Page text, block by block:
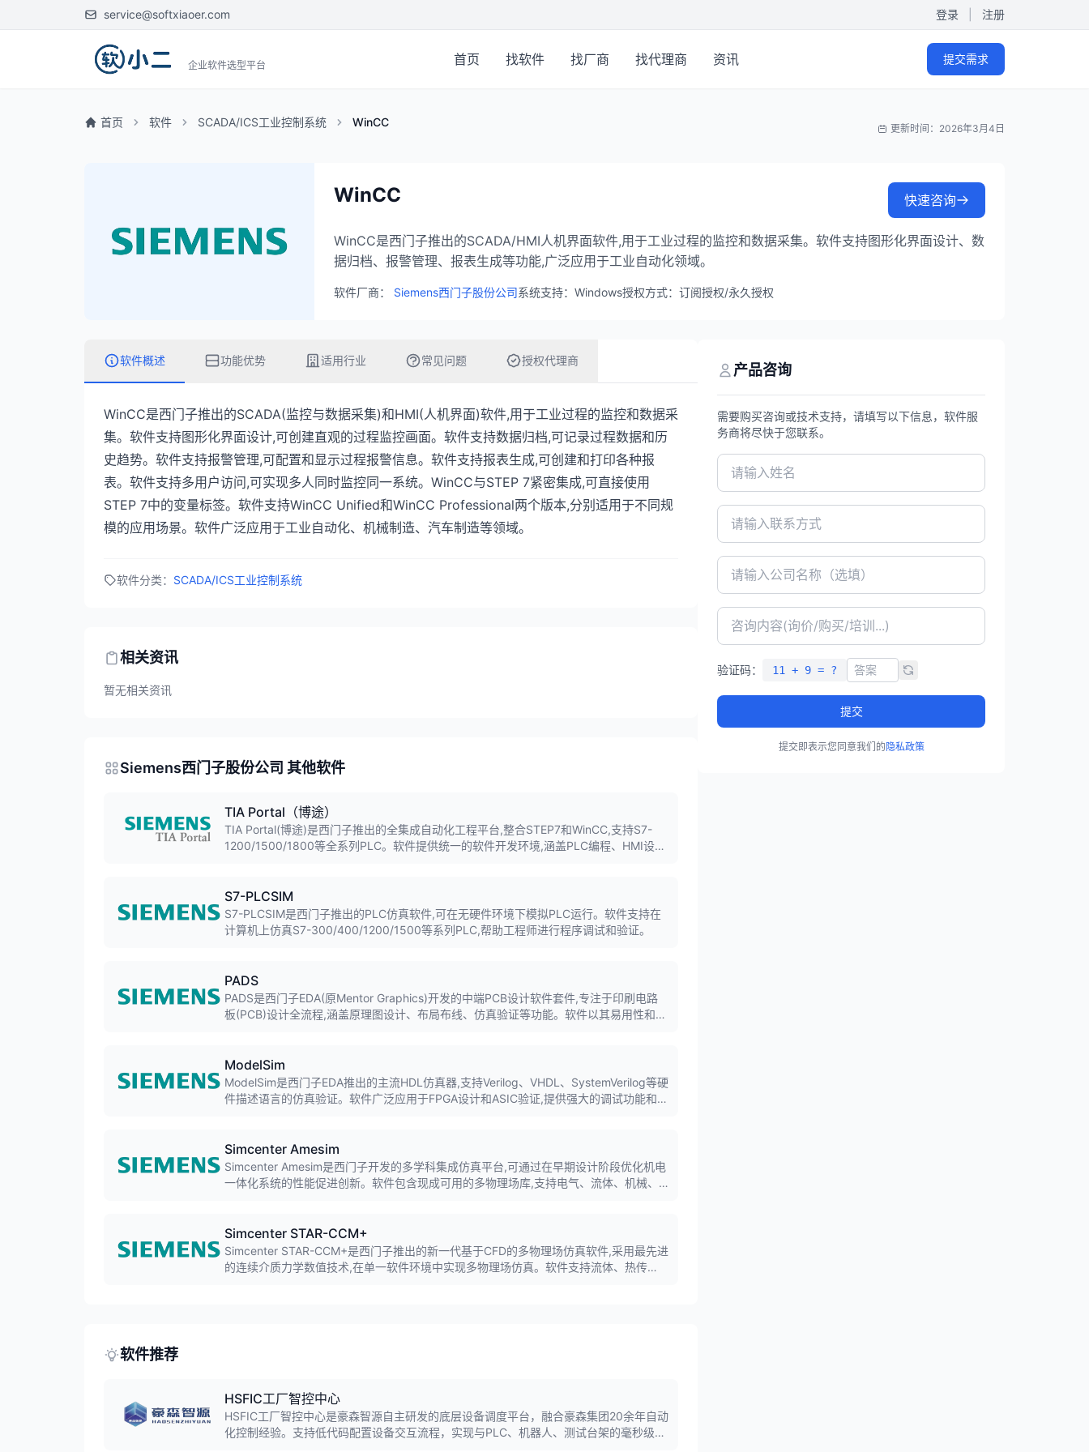
service@softxiaoer.com 登录 注册
企业软件选型平台 首页 找软件 找厂商 找代理商 资讯 提交需求
首页 软件 SCADA/ICS工业控制系统 WinCC 更新时间：2026年3月4日
WinCC 快速咨询
WinCC是西门子推出的SCADA/HMI人机界面软件,用于工业过程的监控和数据采集。软件支持图形化界面设计、数
据归档、报警管理、报表生成等功能,广泛应用于工业自动化领域。
软件厂商： Siemens西门子股份公司系统支持：Windows授权方式：订阅授权/永久授权
软件概述 功能优势 适用行业 常见问题 授权代理商
WinCC是西门子推出的SCADA(监控与数据采集)和HMI(人机界面)软件,用于工业过程的监控和数据采
集。软件支持图形化界面设计,可创建直观的过程监控画面。软件支持数据归档,可记录过程数据和历
史趋势。软件支持报警管理,可配置和显示过程报警信息。软件支持报表生成,可创建和打印各种报
表。软件支持多用户访问,可实现多人同时监控同一系统。WinCC与STEP 7紧密集成,可直接使用
STEP 7中的变量标签。软件支持WinCC Unified和WinCC Professional两个版本,分别适用于不同规
模的应用场景。软件广泛应用于工业自动化、机械制造、汽车制造等领域。
软件分类： SCADA/ICS工业控制系统
相关资讯
暂无相关资讯
Siemens西门子股份公司 其他软件
TIA Portal（博途）
TIA Portal(博途)是西门子推出的全集成自动化工程平台,整合STEP7和WinCC,支持S7-
1200/1500/1800等全系列PLC。软件提供统一的软件开发环境,涵盖PLC编程、HMI设
S7-PLCSIM
S7-PLCSIM是西门子推出的PLC仿真软件,可在无硬件环境下模拟PLC运行。软件支持在
计算机上仿真S7-300/400/1200/1500等系列PLC,帮助工程师进行程序调试和验证。
PADS
PADS是西门子EDA(原Mentor Graphics)开发的中端PCB设计软件套件,专注于印刷电路
板(PCB)设计全流程,涵盖原理图设计、布局布线、仿真验证等功能。软件以其易用性和流
ModelSim
ModelSim是西门子EDA推出的主流HDL仿真器,支持Verilog、VHDL、SystemVerilog等硬
件描述语言的仿真验证。软件广泛应用于FPGA设计和ASIC验证,提供强大的调试功能和友
Simcenter Amesim
Simcenter Amesim是西门子开发的多学科集成仿真平台,可通过在早期设计阶段优化机电
一体化系统的性能促进创新。软件包含现成可用的多物理场库,支持电气、流体、机械、
Simcenter STAR-CCM+
Simcenter STAR-CCM+是西门子推出的新一代基于CFD的多物理场仿真软件,采用最先进
的连续介质力学数值技术,在单一软件环境中实现多物理场仿真。软件支持流体、热传
软件推荐
HSFIC工厂智控中心
HSFIC工厂智控中心是豪森智源自主研发的底层设备调度平台，融合豪森集团20余年自动
化控制经验。支持低代码配置设备交互流程，实现与PLC、机器人、测试台架的毫秒级数
产品咨询
需要购买咨询或技术支持，请填写以下信息，软件服
务商将尽快于您联系。
验证码： 11 + 9 = ?
提交
提交即表示您同意我们的隐私政策